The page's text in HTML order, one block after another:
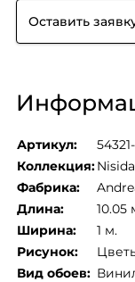
Оставить
Артикул:
Коллекция:Nisida
Фабрика:
Длина:
10.05
Ширина:
1 м.
Рисунок:
Вид обоев: